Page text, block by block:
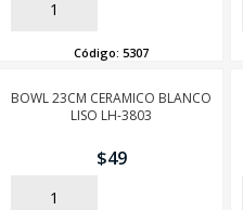
AÑADIR
Código:5307
BOWL 23CM CERAMICO BLANCO
LISO LH-3803
$49
AÑADIR